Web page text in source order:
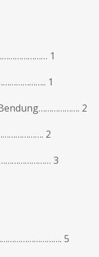
1
1
2
2
3
5